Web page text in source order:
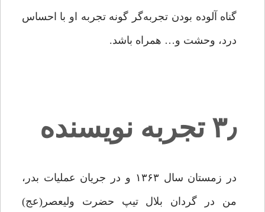
گناه آلوده بودن تجربه‌گر گونه تجربه او با احساس
درد، وحشت و… همراه باشد.
۳٫ تجربه نویسنده
در زمستان سال ۱۳۶۳ و در جریان عملیات بدر،
من در گردان بلال تیپ حضرت ولیعصر(عج)